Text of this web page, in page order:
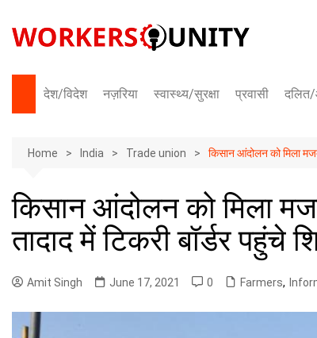
content
देश/विदेश
अंतराष्ट्रीय
नज़रिया स्वास्थ्य/सुरक्षा प्रवासी दलित/
Home India Trade union किसान आंदोलन को मिला
किसान आंदोलन को मिला
तादाद में टिकरी बॉर्डर पहुंचे
Amit Singh June 17, 2021 0 Farmers,